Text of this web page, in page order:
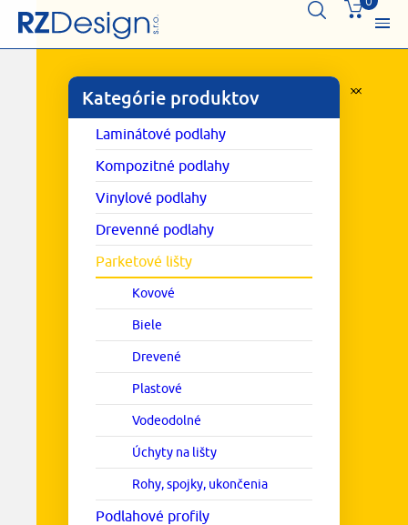
Kategórie produktov
Laminátové podlahy
Kompozitné podlahy
Vinylové podlahy
Drevenné podlahy
Parketové lišty
Kovové
Biele
Drevené
Plastové
Vodeodolné
Úchyty na lišty
Rohy, spojky, ukončenia
Podlahové profily